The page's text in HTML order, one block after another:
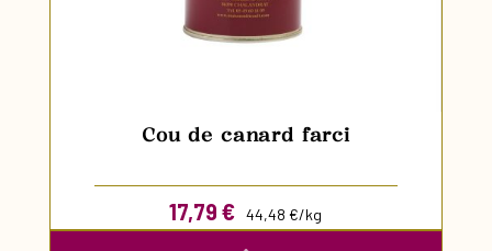
Cou de canard farci
17,79€ 44,48 €/kg